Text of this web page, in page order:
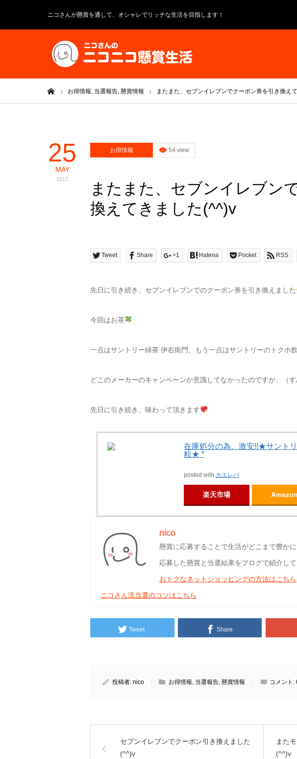
ニコさんが懸賞を通して、オシャレでリッチな生活を目指します！
お得情報, 当選報告, 懸賞情報 またまた、セブンイレブンでクーポン券を引き換え
25
MAY
2017
お得情報 54 view
またまた、セブンイレブン
換えてきました(^^)v
Tweet Share +1 Hatena Pocket RSS
先日に引き続き、セブンイレブンでのクーポン券を引き換えました
今回はお茶
一点はサントリー緑茶 伊右衛門、もう一点はサントリーのトクホ
どこのメーカーのキャンペーンか意識してなかったのですが、（
先日に引き続き、味わって頂きます
在庫処分の為、激安!!★サント
粒★ *
posted with カエレバ
楽天市場 Amazon
nico
懸賞に応募することで生活がどこまで豊か
応募した懸賞と当選結果をブログで紹介して
おトクなネットショッピングの方法はこちら
ニコさん流当選のコツはこちら
Tweet Share
投稿者: nico お得情報, 当選報告, 懸賞情報 コメント:
セブンイレブンでクーポン引き換えました
(^^)v
また
(^^)v